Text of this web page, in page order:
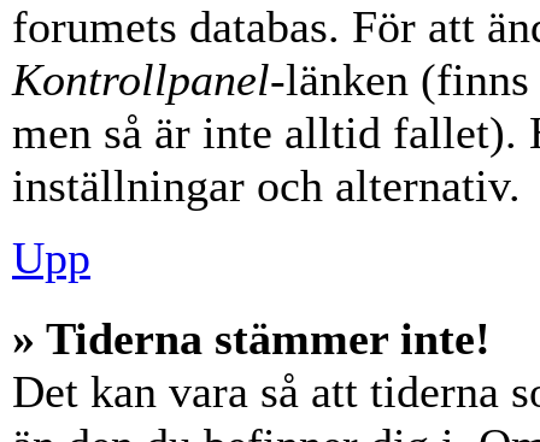
forumets databas. För att
Kontrollpanel-länken
men så är inte alltid fallet).
inställningar och alternativ.
Upp
» Tiderna stämmer inte!
Det kan vara så att tiderna